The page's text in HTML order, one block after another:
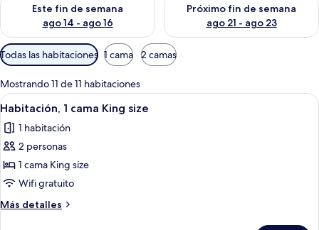
Este fin de semana
ago 14 - ago 16
Próximo fin de semana
ago 21 - ago 23
Filtros
disponibles
para
las
habitaciones
Todas las habitaciones 1 cama 2 camas
Mostrando 11 de 11 habitaciones
Abrir
todas
las
fotos
de
Habitación,
1
cama
Una habitación de hotel moderna
4
Habitación, 1 cama King size
1 habitación
2 personas
1 cama King size
Wifi gratuito
Más detalles
Más